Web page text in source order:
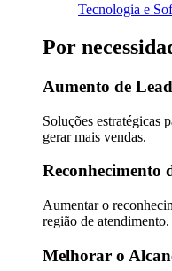
Tecnologia e
Por
Aumento de
Soluções estratégicas
gerar mais vendas.
Reconhecimento
Aumentar o
região de atendimento.
Melhorar o